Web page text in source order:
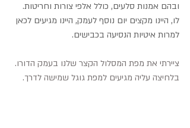
ובהם אמנות סלעים, כולל אלפי צורות וחריטות.
לו, היינו מקצים יום נוסף לעמק, היינו מגיעים לכאן
למרות איטיות הנסיעה בכבישים.
ציירתי את מפת המסלול הקצר שלנו בעמק הדורו.
בלחיצה עליה מגיעים למפת גוגל שמישה לדרך.